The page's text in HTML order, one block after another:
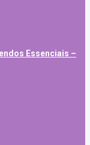
Essenciais –